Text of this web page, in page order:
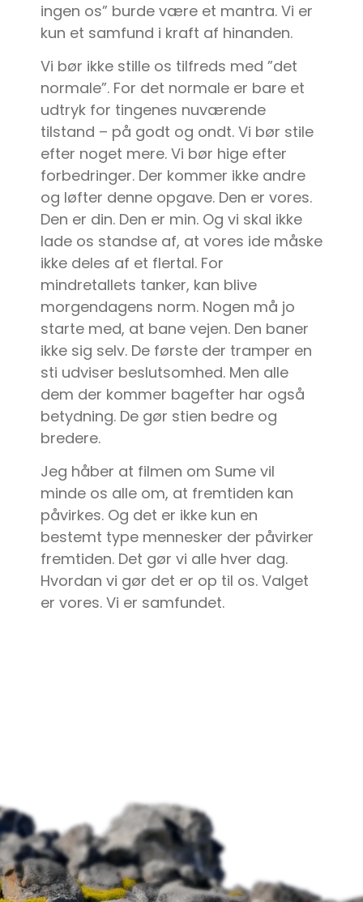
ingen os” burde være et mantra. Vi er
kun et samfund i kraft af hinanden.
Vi bør ikke stille os tilfreds med ”det
normale”. For det normale er bare et
udtryk for tingenes nuværende
tilstand – på godt og ondt. Vi bør stile
efter noget mere. Vi bør hige efter
forbedringer. Der kommer ikke andre
og løfter denne opgave. Den er vores.
Den er din. Den er min. Og vi skal ikke
lade os standse af, at vores ide måske
ikke deles af et flertal. For
mindretallets tanker, kan blive
morgendagens norm. Nogen må jo
starte med, at bane vejen. Den baner
ikke sig selv. De første der tramper en
sti udviser beslutsomhed. Men alle
dem der kommer bagefter har også
betydning. De gør stien bedre og
bredere.
Jeg håber at filmen om Sume vil
minde os alle om, at fremtiden kan
påvirkes. Og det er ikke kun en
bestemt type mennesker der påvirker
fremtiden. Det gør vi alle hver dag.
Hvordan vi gør det er op til os. Valget
er vores. Vi er samfundet.